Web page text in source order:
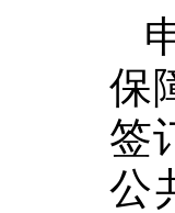
保
签
公